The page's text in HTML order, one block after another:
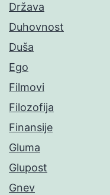
Država
Duhovnost
Duša
Ego
Filmovi
Filozofija
Finansije
Gluma
Glupost
Gnev